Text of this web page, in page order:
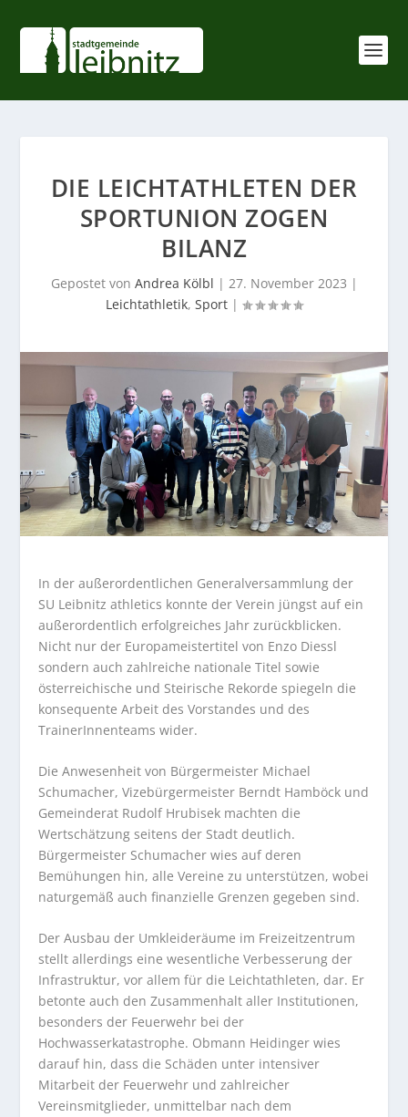
DIE LEICHTATHLETEN DER
SPORTUNION ZOGEN
BILANZ
Gepostet von Andrea Kölbl | 27. November 2023 |
Leichtathletik, Sport |
In der außerordentlichen Generalversammlung der
SU Leibnitz athletics konnte der Verein jüngst auf ein
außerordentlich erfolgreiches Jahr zurückblicken.
Nicht nur der Europameistertitel von Enzo Diessl
sondern auch zahlreiche nationale Titel sowie
österreichische und Steirische Rekorde spiegeln die
konsequente Arbeit des Vorstandes und des
TrainerInnenteams wider.
Die Anwesenheit von Bürgermeister Michael
Schumacher, Vizebürgermeister Berndt Hamböck und
Gemeinderat Rudolf Hrubisek machten die
Wertschätzung seitens der Stadt deutlich.
Bürgermeister Schumacher wies auf deren
Bemühungen hin, alle Vereine zu unterstützen, wobei
naturgemäß auch finanzielle Grenzen gegeben sind.
Der Ausbau der Umkleideräume im Freizeitzentrum
stellt allerdings eine wesentliche Verbesserung der
Infrastruktur, vor allem für die Leichtathleten, dar. Er
betonte auch den Zusammenhalt aller Institutionen,
besonders der Feuerwehr bei der
Hochwasserkatastrophe. Obmann Heidinger wies
darauf hin, dass die Schäden unter intensiver
Mitarbeit der Feuerwehr und zahlreicher
Vereinsmitglieder, unmittelbar nach dem